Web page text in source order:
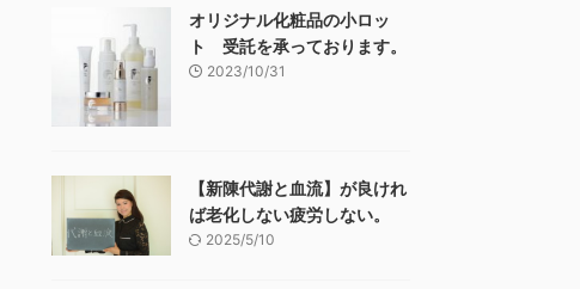
オリジナル化粧品の小ロッ
ト 受託を承っております。
2023/10/31
【新陳代謝と血流】が良けれ
ば老化しない疲労しない。
2025/5/10